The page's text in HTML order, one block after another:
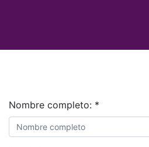
Nombre completo: *